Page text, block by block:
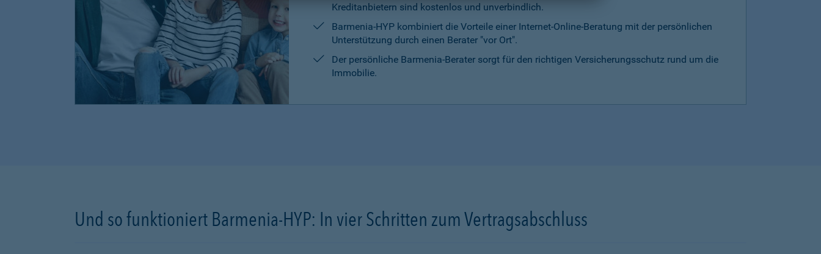
Kreditanbietern sind kostenlos und unverbindlich.
Barmenia-HYP kombiniert die Vorteile einer Internet-Online-Beratung mit der persönlichen
Unterstützung durch einen Berater "vor Ort".
Der persönliche Barmenia-Berater sorgt für den richtigen Versicherungsschutz rund um die
Immobilie.
Und so funktioniert Barmenia-HYP: In vier Schritten zum Vertragsabschluss